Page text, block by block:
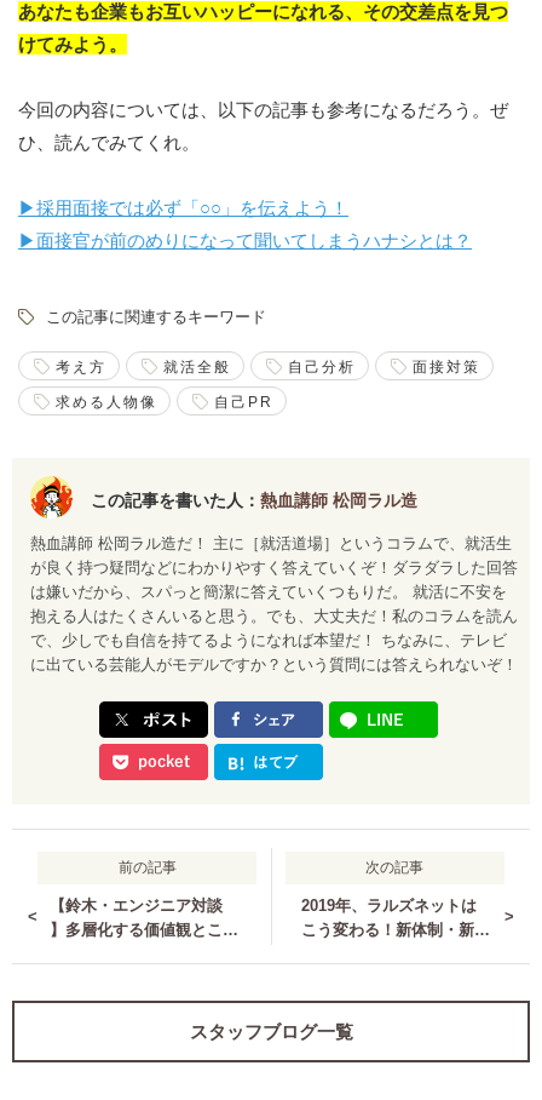
あなたも企業もお互いハッピーになれる、その交差点を見つ
けてみよう。
今回の内容については、以下の記事も参考になるだろう。ぜ
ひ、読んでみてくれ。
▶︎採用面接では必ず「○○」を伝えよう！
▶︎面接官が前のめりになって聞いてしまうハナシとは？
この記事に関連するキーワード
考え方 就活全般 自己分析 面接対策
求める人物像 自己PR
この記事を書いた人： 熱血講師 松岡ラル造
熱血講師 松岡ラル造だ！ 主に［就活道場］というコラムで、就活生
が良く持つ疑問などにわかりやすく答えていくぞ！ダラダラした回答
は嫌いだから、スパっと簡潔に答えていくつもりだ。 就活に不安を
抱える人はたくさんいると思う。でも、大丈夫だ！私のコラムを読ん
で、少しでも自信を持てるようになれば本望だ！ ちなみに、テレビ
に出ている芸能人がモデルですか？という質問には答えられないぞ！
前の記事
<
【鈴木・エンジニア対談
】多層化する価値観とこれ
次の記事
2019年、ラルズネットは
こう変わる！新体制・新規
>
スタッフブログ一覧